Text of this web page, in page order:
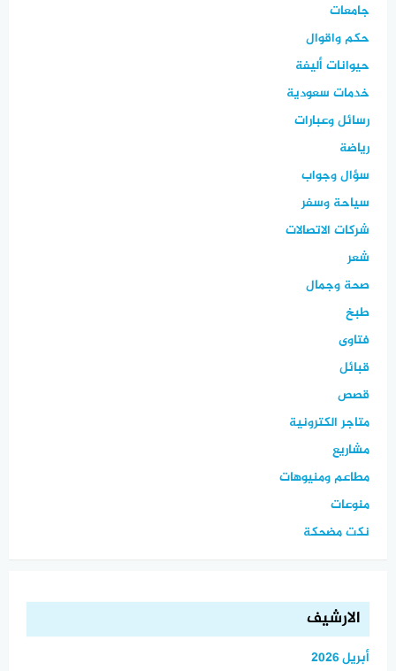
جامعات
حكم واقوال
حيوانات أليفة
خدمات سعودية
رسائل وعبارات
رياضة
سؤال وجواب
سياحة وسفر
شركات الاتصالات
شعر
صحة وجمال
طبخ
فتاوى
قبائل
قصص
متاجر الكترونية
مشاريع
مطاعم ومنيوهات
منوعات
نكت مضحكة
الارشيف
أبريل 2026